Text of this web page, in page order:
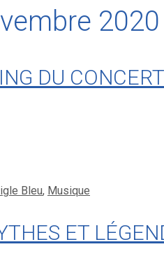
2020
DU
Bleu, Musique
ET